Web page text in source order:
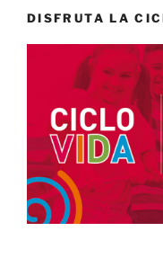
DISFRUTA LA